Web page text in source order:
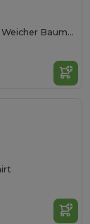
Larkwood Kinder T-Shirt aus Weicher Baumwolle